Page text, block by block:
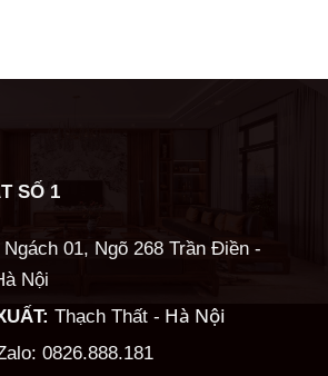
SỐ 1
Ngách 01, Ngõ 268 Trần Điền -
Nội
Thạch Thất - Hà Nội
0826.888.181